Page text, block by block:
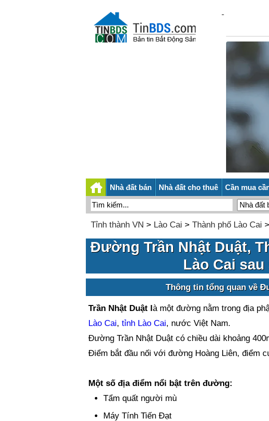
Nhà đất bán Nhà đất cho thuê Cần mua
Tỉnh thành VN > Lào Cai > Thành phố Lào Cai >
Đường Trần Nhật Duật,
Lào Cai
Thông tin tổng quan về
Trần Nhật Duật là một đường nằm trong địa
Lào Cai, tỉnh Lào Cai, nước Việt Nam.
Đường Trần Nhật Duật có chiều dài khoảng
Điểm bắt đầu nối với đường Hoàng Liên, điểm
Một số địa điểm nổi bật trên đường:
Tẩm quất người mù
Máy Tính Tiến Đạt